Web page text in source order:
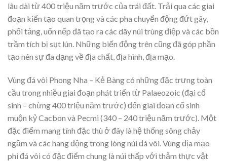
lâu dài từ 400 triệu năm trước của trái đất. Trải qua các giai
đoạn kiến tạo quan trọng và các pha chuyển động đứt gãy,
phối tảng, uốn nếp đã tạo ra các dãy núi trùng điệp và các bồn
trầm tích bị sụt lún. Những biến động trên cũng đã góp phần
tạo nên sự đa dạng về địa chất, địa hình, địa mạo.
Vùng đá vôi Phong Nha – Kẻ Bàng có những đặc trưng toàn
cầu trong nhiều giai đoạn phát triển từ Palaeozoic (đại cổ
sinh – chừng 400 triệu năm trước) đến giai đoạn cổ sinh
muộn kỷ Cacbon và Pecmi (340 – 240 triệu năm trước). Một
đặc điểm mang tính đặc thù ở đây là hệ thống sông chảy
ngầm và các hang động trong lòng núi đá vôi. Vùng địa mạo
phi đá vôi có đặc điểm chung là núi thấp với thảm thực vật